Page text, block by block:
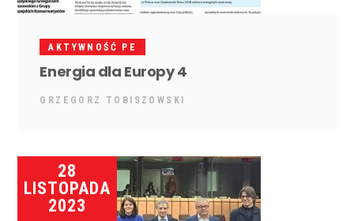
AKTYWNOŚĆ PE
Energia dla Europy 4
GRZEGORZ TOBISZOWSKI
28
LISTOPADA
2023